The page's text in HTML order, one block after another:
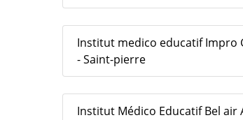
Institut medico educatif Impro
- Saint-pierre
Institut Médico Educatif Bel air